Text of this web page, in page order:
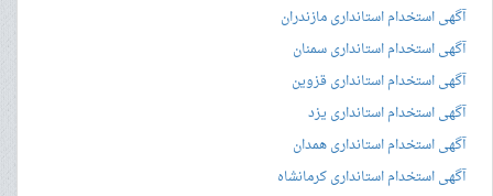
آگهی استخدام استانداری مازندران
آگهی استخدام استانداری سمنان
آگهی استخدام استانداری قزوین
آگهی استخدام استانداری یزد
آگهی استخدام استانداری همدان
آگهی استخدام استانداری کرمانشاه